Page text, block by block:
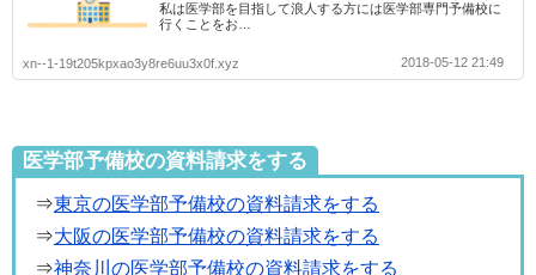
私は医学部を目指して浪人する方には医学部専門予備校に
行くことをお…
xn--1-19t205kpxao3y8re6uu3x0f.xyz 2018-05-12 21:49
医学部予備校の資料請求をする
⇒東京の医学部予備校の資料請求をする
⇒大阪の医学部予備校の資料請求をする
⇒神奈川の医学部予備校の資料請求をする